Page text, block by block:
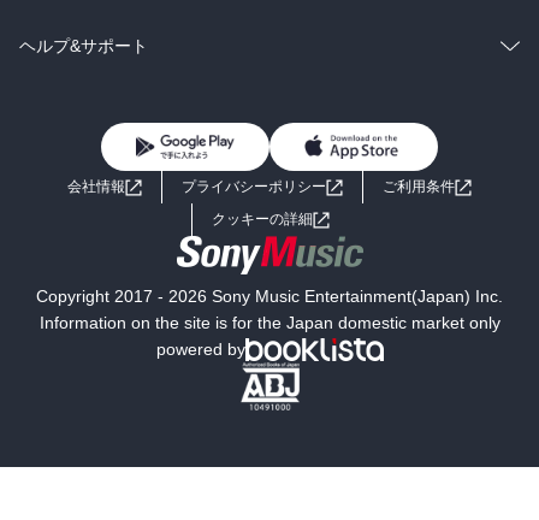
BL・TL
雑誌・グラビア
ラノベ
コミック
ライトノベル 男子向けラノベ
小説
海外小説
ミステリー SF
文学
ヘルプ&サポート
よくあるご質問 お問い合わせ
会社情報 プライバシーポリシー
ご利用条件
クッキーの詳細
Copyright 2017 - 2026 Sony Music Entertainment(Japan) Inc.
Information on the site is for the Japan domestic market only
powered by